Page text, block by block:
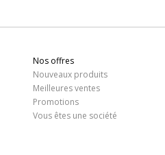
Nos offres
Nouveaux produits
Meilleures ventes
Promotions
Vous êtes une société